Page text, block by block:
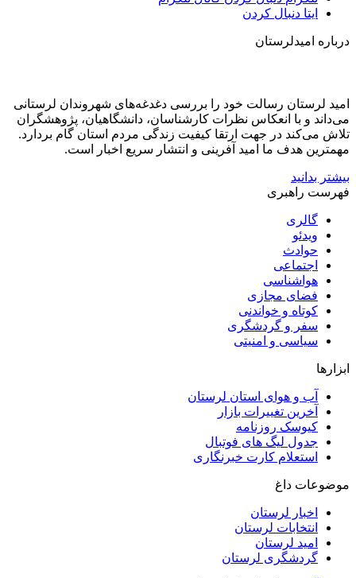
ایتا دنبال کردن
درباره امیدلرستان
امید لرستان رسالت خود را بررسی دغدغه‌های شهروندان لرستانی
می‌داند و با انعکاس نظرات کارشناسان، دانشگاهیان، پژوهشگران
تلاش می‌کند در جهت ارتقا کیفیت زندگی مردم استان گام بردارد.
مهمترین هدف ما امید آفرینی و انتشار سریع اخبار است.
بیشتر بدانید
فهرست راهبری
گالری
ویدئو
حوادث
اجتماعی
هواشناسی
فضای مجازی
کوتاه و خواندنی
سفر و گردشگری
سیاسی و امنیتی
ابزارها
آب و هوای استان لرستان
آخرین تغییرات بازار
کیوسک روزنامه
جدول لیگ های فوتبال
استعلام کارت خبرنگاری
موضوعات داغ
اخبار لرستان
انتخابات لرستان
امید لرستان
گردشگری لرستان